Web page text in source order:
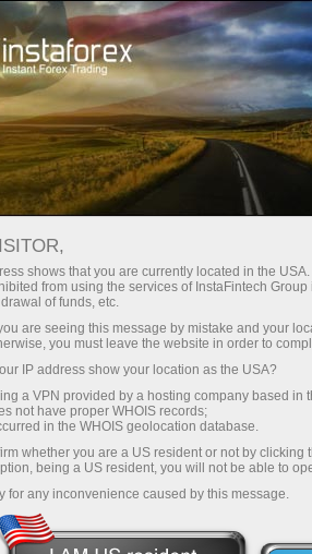
For Traders Analytical Reviews
05.05.2025: Forex
Reviews: Forex forecast
EUR/USD, GBP/USD,
USD/CHF, USD/CAD
Abrir conta de
Abrir conta demo
shows that you are currently located in the
from using the services of InstaFintech
of funds, etc.
are seeing this message by mistake and your
you must leave the website in order to
IP address show your location as the USA?
a VPN provided by a hosting company based in
not have proper WHOIS records;
in the WHOIS geolocation database.
whether you are a US resident or not by clicking
being a US resident, you will not be able to
for any inconvenience caused by this message.